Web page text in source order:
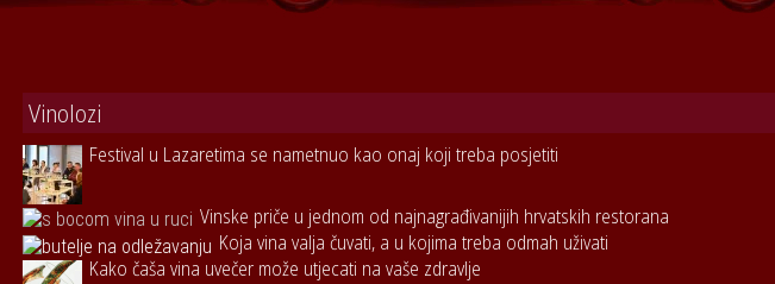
Vinolozi
Festival u Lazaretima se nametnuo kao onaj koji treba posjetiti
Vinske priče u jednom od najnagrađivanijih hrvatskih restorana
Koja vina valja čuvati, a u kojima treba odmah uživati
Kako čaša vina uvečer može utjecati na vaše zdravlje